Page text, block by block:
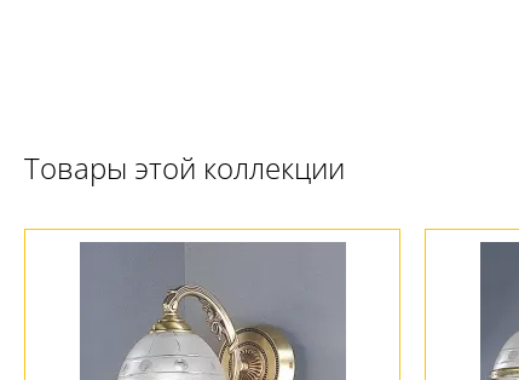
Товары этой коллекции